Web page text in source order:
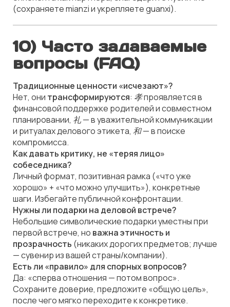
(сохраняетеmianziи укрепляетеguanxi).
10) Часто задаваемые
вопросы (FAQ)
Традиционные ценности «исчезают»?
Нет, они трансформируются: 孝проявляется в
финансовой поддержке родителей и совместном
планировании, 礼— в уважительной коммуникации
и ритуалах делового этикета, 和— в поиске
компромисса.
Как давать критику, не «теряя лицо»
собеседника?
Личный формат, позитивная рамка («что уже
хорошо» + «что можно улучшить»), конкретные
шаги. Избегайте публичной конфронтации.
Нужны ли подарки на деловой встрече?
Небольшие символические подарки уместны при
первой встрече, но важна этичность и
прозрачность (никаких дорогих предметов; лучше
— сувенир из вашей страны/компании).
Есть ли «правило» для спорных вопросов?
Да: «сперва отношения — потом вопрос».
Сохраните доверие, предложите «общую цель»,
после чего мягко переходите к конкретике.